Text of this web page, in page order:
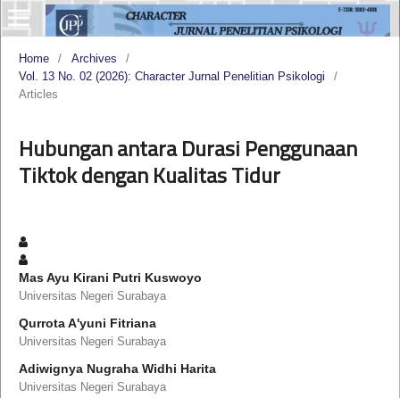
Home / Archives
/
Vol. 13 No. 02 (2026): Character Jurnal Penelitian Psikologi
/
Articles
Hubungan antara Durasi Penggunaan
Tiktok dengan Kualitas Tidur
Mas Ayu Kirani Putri Kuswoyo
Universitas Negeri Surabaya
Qurrota A'yuni Fitriana
Universitas Negeri Surabaya
Adiwignya Nugraha Widhi Harita
Universitas Negeri Surabaya